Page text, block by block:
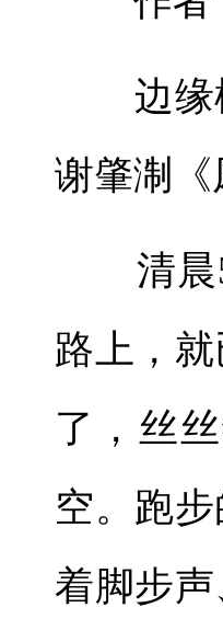
边缘橘
谢肇淛《
清晨5
路上，
了，丝
空。跑
着脚步